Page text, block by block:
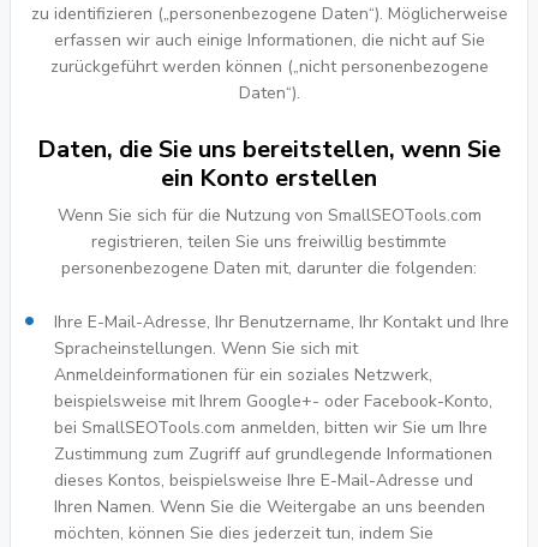
zu identifizieren („personenbezogene Daten“). Möglicherweise
erfassen wir auch einige Informationen, die nicht auf Sie
zurückgeführt werden können („nicht personenbezogene
Daten“).
Daten, die Sie uns bereitstellen, wenn Sie
ein Konto erstellen
Wenn Sie sich für die Nutzung von SmallSEOTools.com
registrieren, teilen Sie uns freiwillig bestimmte
personenbezogene Daten mit, darunter die folgenden:
Ihre E-Mail-Adresse, Ihr Benutzername, Ihr Kontakt und Ihre
Spracheinstellungen. Wenn Sie sich mit
Anmeldeinformationen für ein soziales Netzwerk,
beispielsweise mit Ihrem Google+- oder Facebook-Konto,
bei SmallSEOTools.com anmelden, bitten wir Sie um Ihre
Zustimmung zum Zugriff auf grundlegende Informationen
dieses Kontos, beispielsweise Ihre E-Mail-Adresse und
Ihren Namen. Wenn Sie die Weitergabe an uns beenden
möchten, können Sie dies jederzeit tun, indem Sie